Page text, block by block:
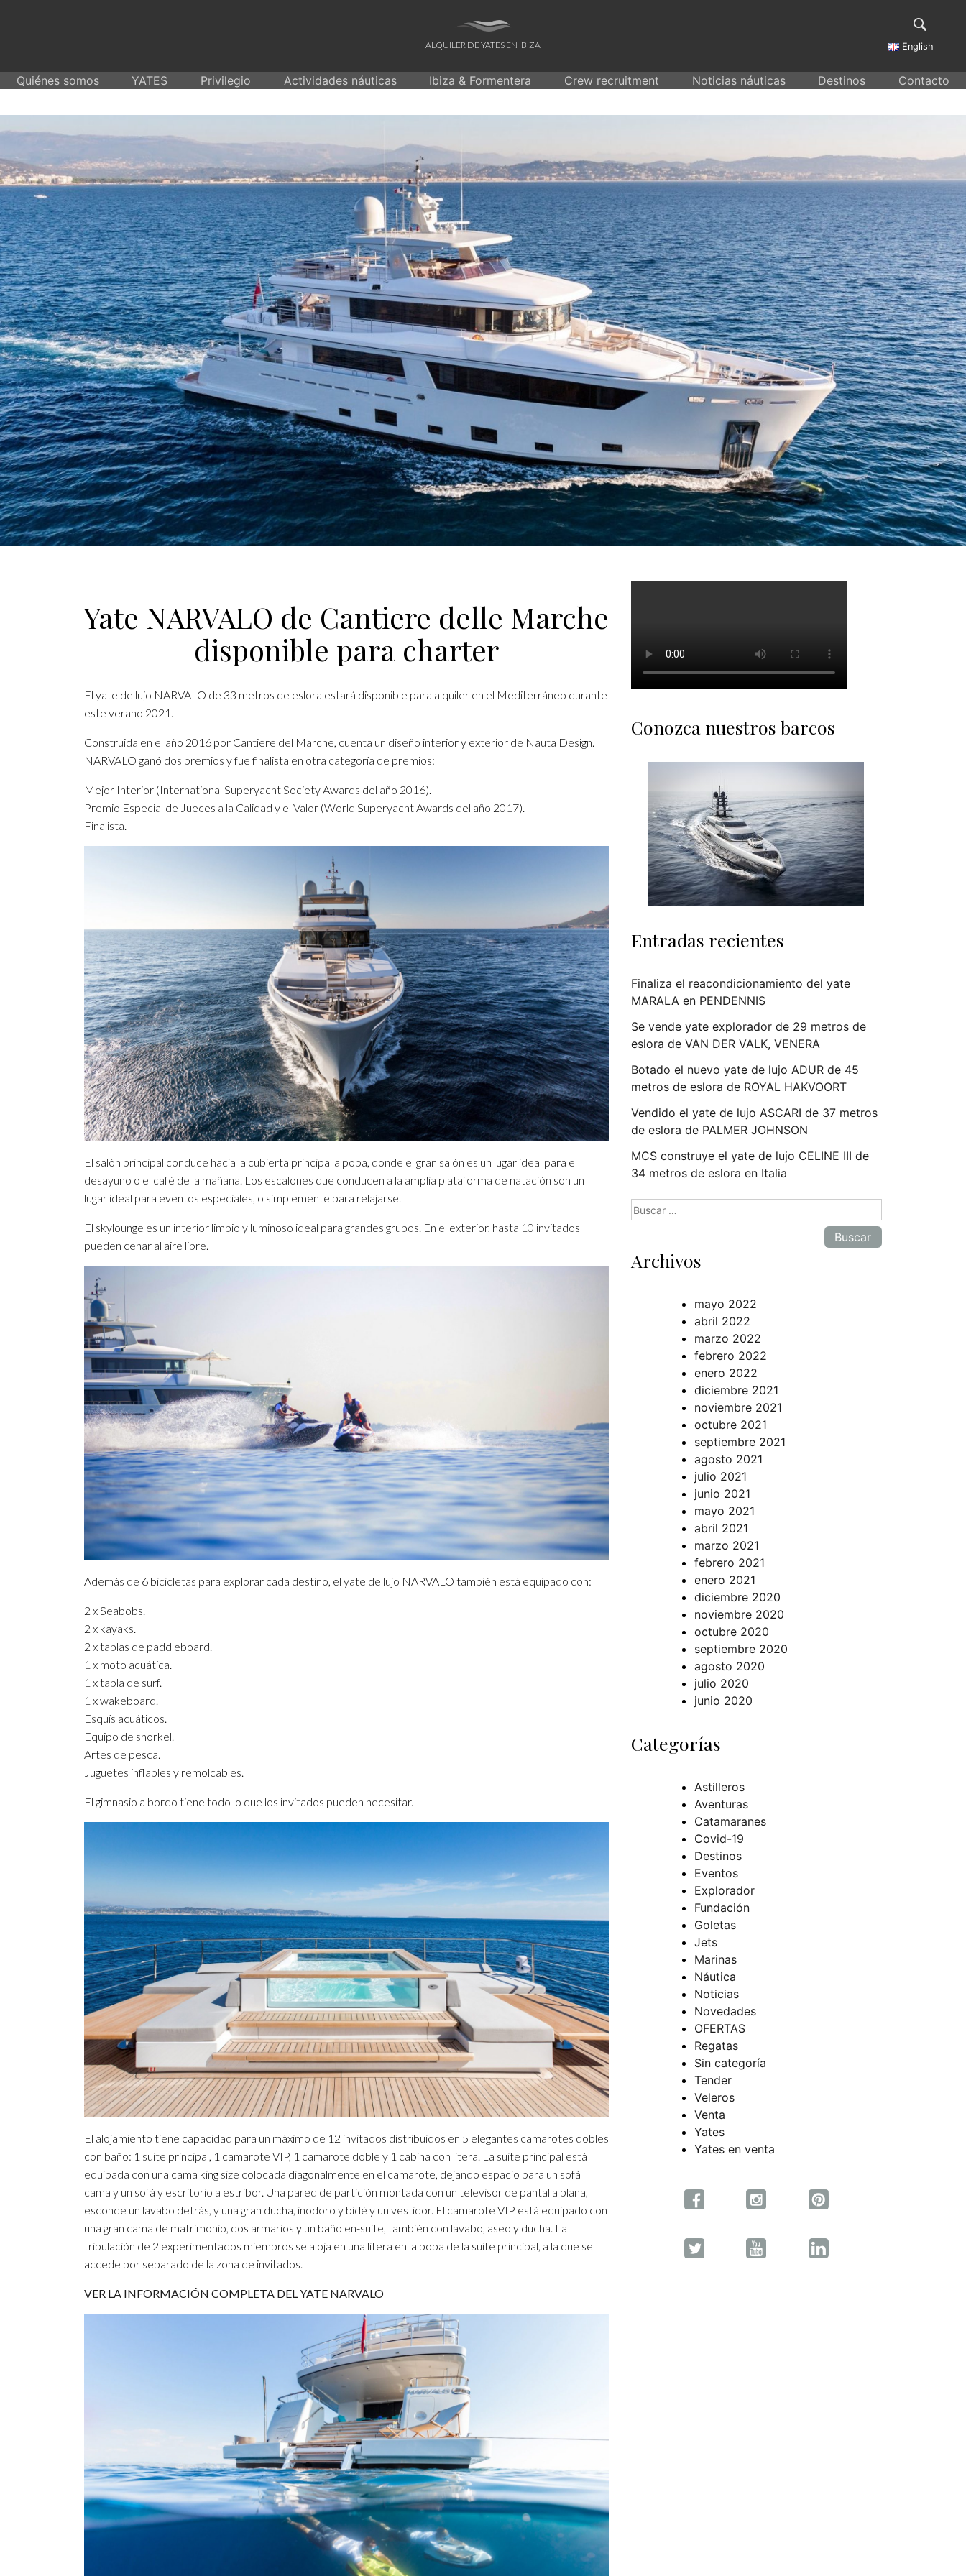
ALQUILER DE YATES EN IBIZA English
Quiénes somos YATES Privilegio Actividades náuticas Ibiza & Formentera Crew recruitment Noticias náuticas Destinos Contacto
Yate NARVALO de Cantiere delle Marche
disponible para charter
El yate de lujo NARVALO de 33 metros de eslora estará disponible para alquiler en el Mediterráneo durante
este verano 2021.
Construida en el año 2016 por Cantiere del Marche, cuenta un diseño interior y exterior de Nauta Design.
NARVALO ganó dos premios y fue finalista en otra categoría de premios:
Mejor Interior (International Superyacht Society Awards del año 2016).
Premio Especial de Jueces a la Calidad y el Valor (World Superyacht Awards del año 2017).
Finalista.
El salón principal conduce hacia la cubierta principal a popa, donde el gran salón es un lugar ideal para el
desayuno o el café de la mañana. Los escalones que conducen a la amplia plataforma de natación son un
lugar ideal para eventos especiales, o simplemente para relajarse.
El skylounge es un interior limpio y luminoso ideal para grandes grupos. En el exterior, hasta 10 invitados
pueden cenar al aire libre.
Además de 6 bicicletas para explorar cada destino, el yate de lujo NARVALO también está equipado con:
2 x Seabobs.
2 x kayaks.
2 x tablas de paddleboard.
1 x moto acuática.
1 x tabla de surf.
1 x wakeboard.
Esquís acuáticos.
Equipo de snorkel.
Artes de pesca.
Juguetes inflables y remolcables.
El gimnasio a bordo tiene todo lo que los invitados pueden necesitar.
El alojamiento tiene capacidad para un máximo de 12 invitados distribuidos en 5 elegantes camarotes dobles
con baño: 1 suite principal, 1 camarote VIP, 1 camarote doble y 1 cabina con litera. La suite principal está
equipada con una cama king size colocada diagonalmente en el camarote, dejando espacio para un sofá
cama y un sofá y escritorio a estribor. Una pared de partición montada con un televisor de pantalla plana,
esconde un lavabo detrás, y una gran ducha, inodoro y bidé y un vestidor. El camarote VIP está equipado con
una gran cama de matrimonio, dos armarios y un baño en-suite, también con lavabo, aseo y ducha. La
tripulación de 2 experimentados miembros se aloja en una litera en la popa de la suite principal, a la que se
accede por separado de la zona de invitados.
VER LA INFORMACIÓN COMPLETA DEL YATE NARVALO
Conozca nuestros barcos
Entradas recientes
Finaliza el reacondicionamiento del yate
MARALA en PENDENNIS
Se vende yate explorador de 29 metros de
eslora de VAN DER VALK, VENERA
Botado el nuevo yate de lujo ADUR de 45
metros de eslora de ROYAL HAKVOORT
Vendido el yate de lujo ASCARI de 37 metros
de eslora de PALMER JOHNSON
MCS construye el yate de lujo CELINE III de
34 metros de eslora en Italia
Buscar:
Archivos
mayo 2022
abril 2022
marzo 2022
febrero 2022
enero 2022
diciembre 2021
noviembre 2021
octubre 2021
septiembre 2021
agosto 2021
julio 2021
junio 2021
mayo 2021
abril 2021
marzo 2021
febrero 2021
enero 2021
diciembre 2020
noviembre 2020
octubre 2020
septiembre 2020
agosto 2020
julio 2020
junio 2020
Categorías
Astilleros
Aventuras
Catamaranes
Covid-19
Destinos
Eventos
Explorador
Fundación
Goletas
Jets
Marinas
Náutica
Noticias
Novedades
OFERTAS
Regatas
Sin categoría
Tender
Veleros
Venta
Yates
Yates en venta